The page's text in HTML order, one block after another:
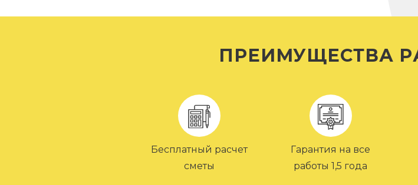
ПРЕИМУЩЕСТВА
Бесплатный расчет
сметы
Гарантия на все
работы 1,5 года